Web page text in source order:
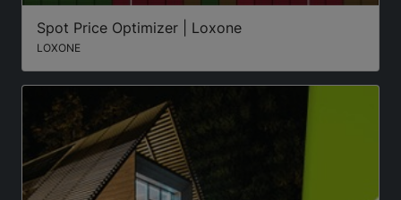
Spot Price Optimizer | Loxone
LOXONE